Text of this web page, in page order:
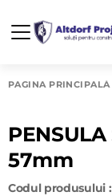
PAGINA PRINCIPALĂ
57mm
Codul produsului :